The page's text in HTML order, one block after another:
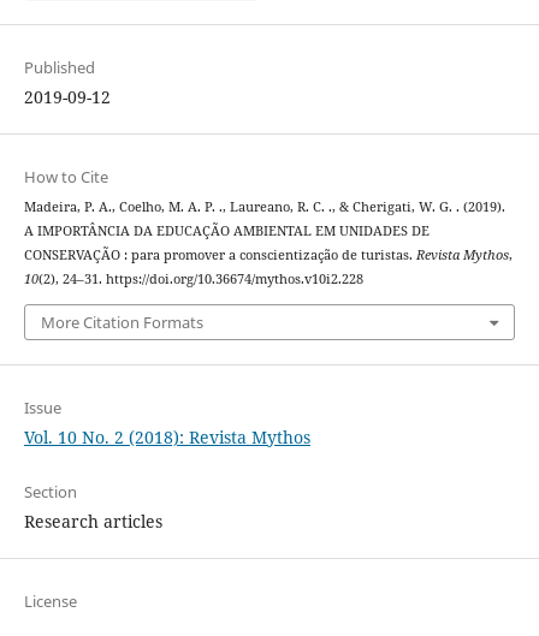
Published
2019-09-12
How to Cite
Madeira, P. A., Coelho, M. A. P. ., Laureano, R. C. ., & Cherigati, W. G. . (2019).
A IMPORTÂNCIA DA EDUCAÇÃO AMBIENTAL EM UNIDADES DE
CONSERVAÇÃO : para promover a conscientização de turistas. Revista Mythos,
10(2), 24–31. https://doi.org/10.36674/mythos.v10i2.228
More Citation Formats
Issue
Vol. 10 No. 2 (2018): Revista Mythos
Section
Research articles
License